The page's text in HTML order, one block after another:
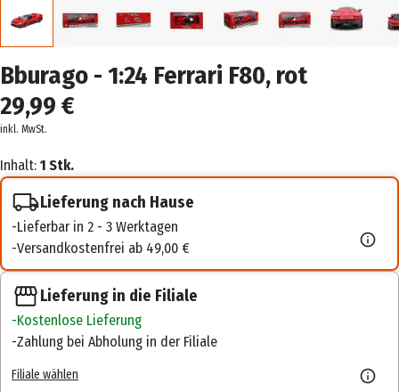
Bburago - 1:24 Ferrari F80, rot
29,99 €
inkl. MwSt.
Inhalt: 1 Stk.
Lieferung nach Hause
Lieferbar in 2 - 3 Werktagen
Versandkostenfrei ab 49,00 €
Lieferung in die Filiale
Kostenlose Lieferung
Zahlung bei Abholung in der Filiale
Filiale wählen